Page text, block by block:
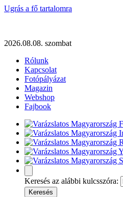
Ugrás a fő tartalomra
2026.08.08. szombat
Rólunk
Kapcsolat
Fotópályázat
Magazin
Webshop
Fajbook
Keresés az alábbi kulcsszóra: